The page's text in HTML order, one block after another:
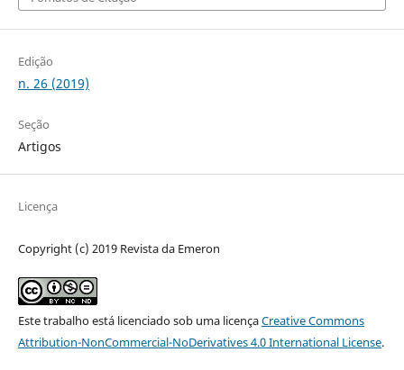
Edição
n. 26 (2019)
Seção
Artigos
Licença
Copyright (c) 2019 Revista da Emeron
Este trabalho está licenciado sob uma licençaCreative Commons
Attribution-NonCommercial-NoDerivatives 4.0 International License.